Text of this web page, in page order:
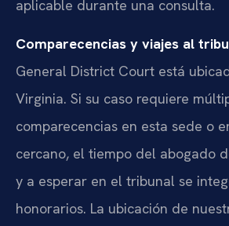
aplicable durante una consulta.
Comparecencias y viajes al
General District Court está
Virginia. Si su caso requiere
comparecencias en esta sede o
cercano, el tiempo del abogado
y a esperar en el tribunal se
honorarios. La ubicación de